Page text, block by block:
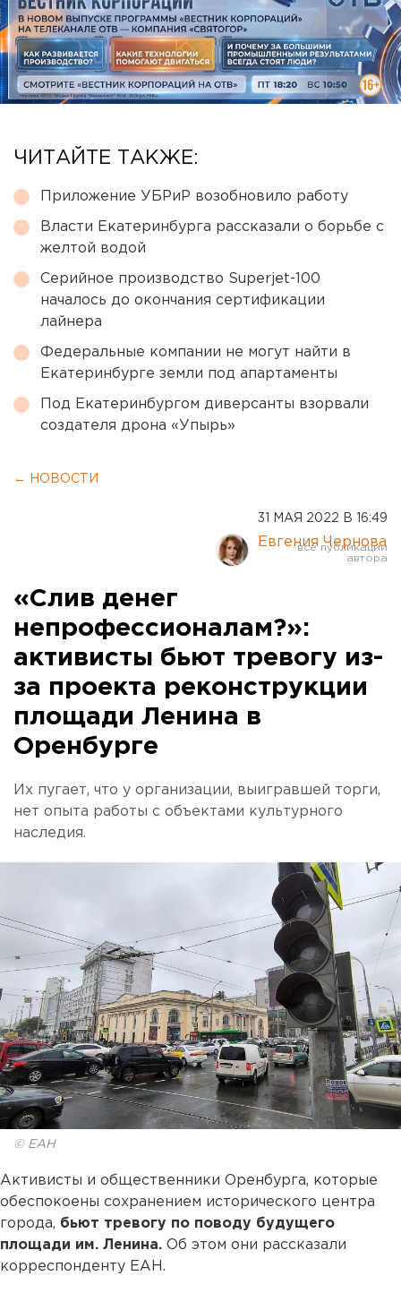
ЧИТАЙТЕ ТАКЖЕ:
Приложение УБРиР возобновило работу
Власти Екатеринбурга рассказали о борьбе с
желтой водой
Серийное производство Superjet-100
началось до окончания сертификации
лайнера
Федеральные компании не могут найти в
Екатеринбурге земли под апартаменты
Под Екатеринбургом диверсанты взорвали
создателя дрона «Упырь»
← НОВОСТИ
31 МАЯ 2022 В 16:49
Евгения Чернова
«Слив денег
непрофессионалам?»:
активисты бьют тревогу из-
за проекта реконструкции
площади Ленина в
Оренбурге
Их пугает, что у организации, выигравшей торги,
нет опыта работы с объектами культурного
наследия.
© ЕАН
Активисты и общественники Оренбурга, которые
обеспокоены сохранением исторического центра
города, бьют тревогу по поводу будущего
площади им. Ленина. Об этом они рассказали
корреспонденту ЕАН.